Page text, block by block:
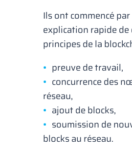
Ils ont commencé
explication rapide de
principes de la
preuve de travail,
concurrence des
réseau,
ajout de blocks,
soumission de
blocks au réseau.